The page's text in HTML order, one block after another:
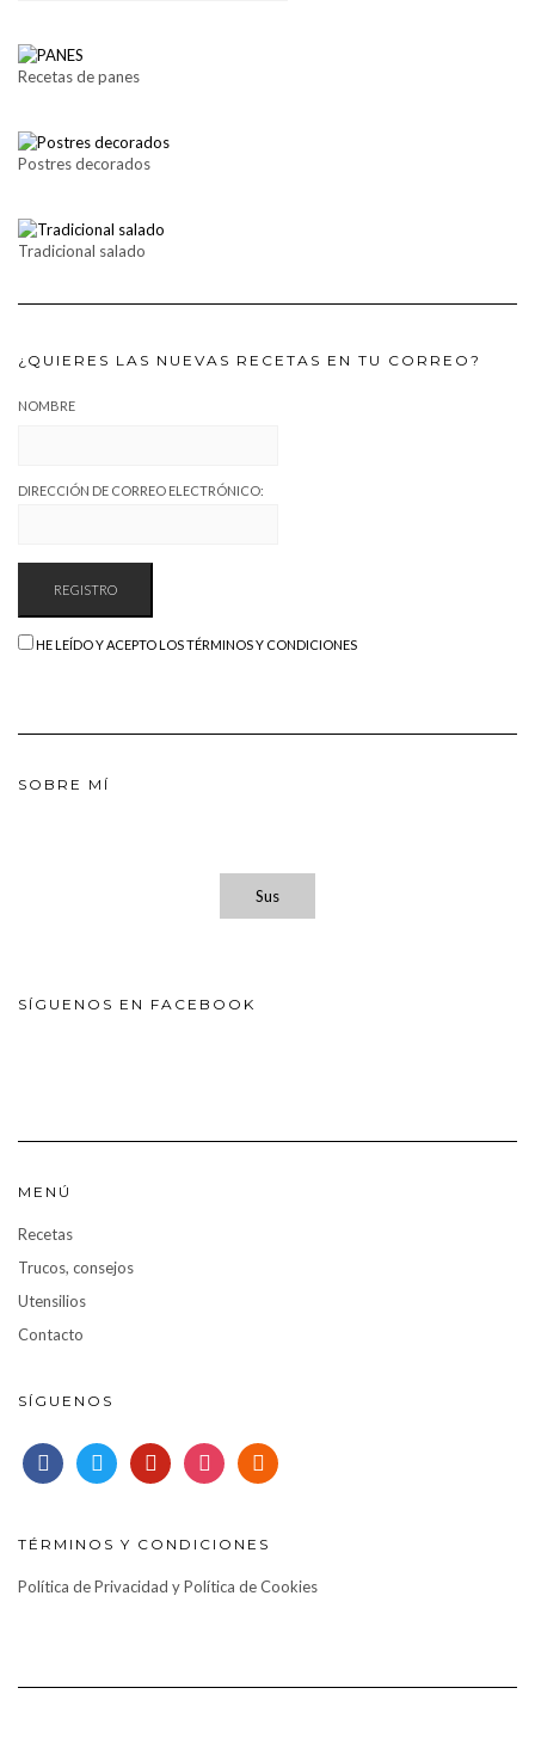
Recetas de panes
Postres decorados
Tradicional salado
¿QUIERES LAS NUEVAS RECETAS EN TU CORREO?
NOMBRE
DIRECCIÓN DE CORREO ELECTRÓNICO:
HE LEÍDO Y ACEPTO LOS TÉRMINOS Y CONDICIONES
SOBRE MÍ
Sus
SÍGUENOS EN FACEBOOK
MENÚ
Recetas
Trucos, consejos
Utensilios
Contacto
SÍGUENOS
facebooktwitter pinterestinstagramrss
TÉRMINOS Y CONDICIONES
Política de Privacidad y Política de Cookies